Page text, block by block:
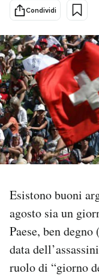
Cultura
Economia
Sport
PODCAST
NEWSLETTER
SHOP
CALENDARIO
Condividi
Esistono buoni
agosto sia un
Paese, ben
data
ruolo di “giorno